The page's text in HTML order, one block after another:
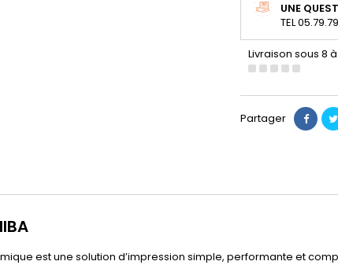
UNE
TEL
Livraison sous 8 à
Partager
est une solution d’impression simple, performante et